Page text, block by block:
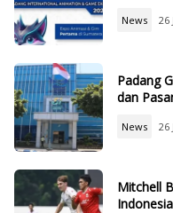
News 26
Padang
dan
News 26
Mitchell